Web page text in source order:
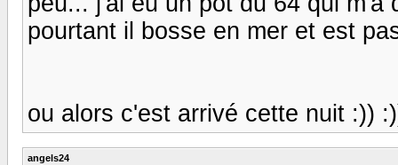
pourtant il bosse en mer et est
ou alors c'est arrivé cette nuit :))
angels24